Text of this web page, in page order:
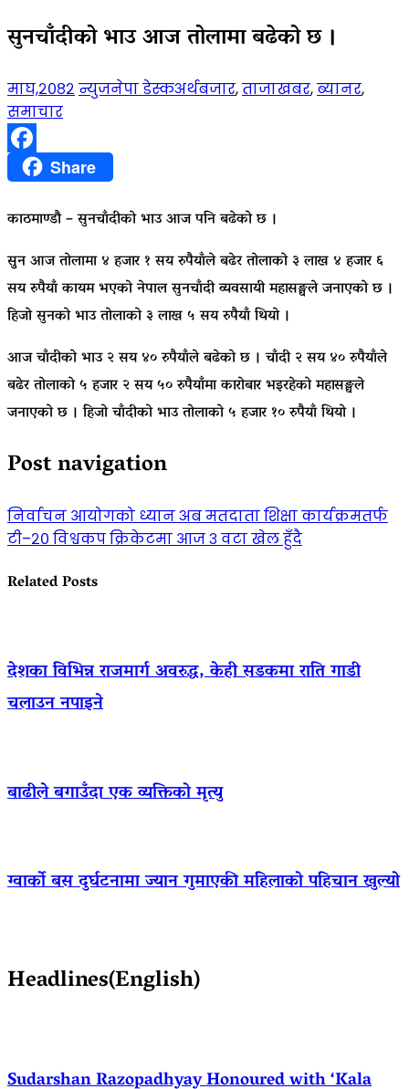
सुनचाँदीको भाउ आज तोलामा बढेको छ ।
माघ,२०८२ न्युजनेपा डेस्कअर्थबजार,ताजाखबर,ब्यानर,
समाचार
FacebookShare
काठमाण्डौ – सुनचाँदीको भाउ आज पनि बढेको छ ।
सुुन आज तोलामा ४ हजार १ सय रुपैयाँले बढेर तोलाको ३ लाख ४ हजार ६
सय रुपैयाँ कायम भएको नेपाल सुनचाँदी व्यवसायी महासङ्घले जनाएको छ ।
हिजो सुनको भाउ तोलाको ३ लाख ५ सय रुपैयाँ थियो ।
आज चाँदीको भाउ २ सय ४० रुपैयाँले बढेको छ । चाँदी २ सय ४० रुपैयाँले
बढेर तोलाको ५ हजार २ सय ५० रुपैयाँमा कारोबार भइरहेको महासङ्घले
जनाएको छ । हिजो चाँदीको भाउ तोलाको ५ हजार १० रुपैयाँ थियो ।
Post navigation
निर्वाचन आयोगको ध्यान अब मतदाता शिक्षा कार्यक्रमतर्फ
टी–२० विश्वकप क्रिकेटमा आज ३ वटा खेल हुँदै
Related Posts
देशका विभिन्न राजमार्ग अवरुद्ध, केही सडकमा राति गाडी
चलाउन नपाइने
बाढीले बगाउँदा एक व्यक्तिको मृत्यु
ग्वार्को बस दुर्घटनामा ज्यान गुमाएकी महिलाको पहिचान खुल्यो
Headlines(English)
Sudarshan Razopadhyay Honoured with ‘Kala